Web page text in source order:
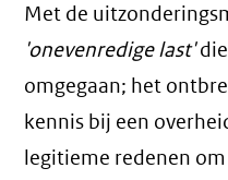
Met de
'onevenredige last'
omgegaan; het
kennis bij een
legitieme redenen